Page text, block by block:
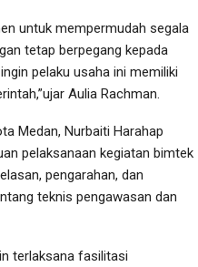
untuk mempermudah segala
tetap berpegang kepada
pelaku usaha ini memiliki
Aulia Rachman.
Medan, Nurbaiti Harahap
pelaksanaan kegiatan bimtek
pengarahan, dan
teknis pengawasan dan
terlaksana fasilitasi